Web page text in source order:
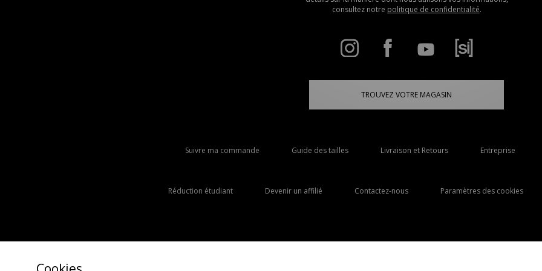
consultez notre politique de confidentialité.
TROUVEZ VOTRE MAGASIN
Suivre ma commande Guide des tailles Livraison et Retours Entreprise
Réduction étudiant Devenir un affilié Contactez-nous Paramètres des cookies